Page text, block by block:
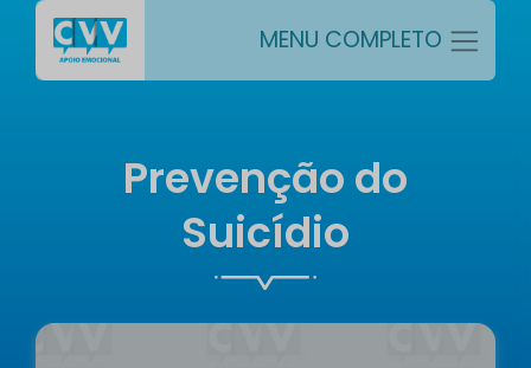
MENU COMPLETO
Prevenção do
Suicídio